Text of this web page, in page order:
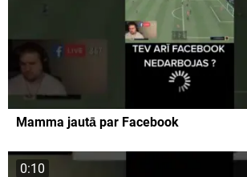
Mamma jautā par Facebook
0:10